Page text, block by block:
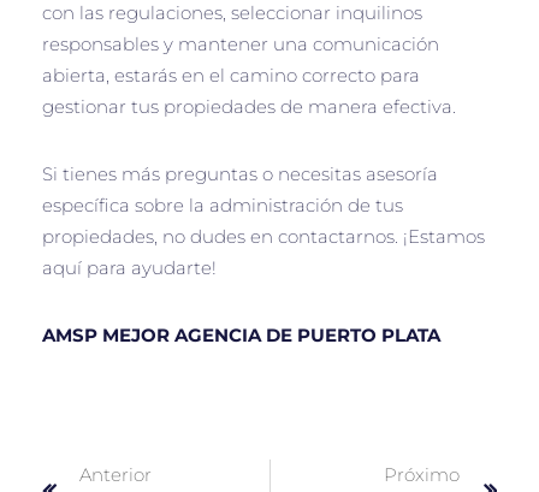
con las regulaciones, seleccionar inquilinos
responsables y mantener una comunicación
abierta, estarás en el camino correcto para
gestionar tus propiedades de manera efectiva.
Si tienes más preguntas o necesitas asesoría
específica sobre la administración de tus
propiedades, no dudes en contactarnos. ¡Estamos
aquí para ayudarte!
AMSP MEJOR AGENCIA DE PUERTO PLATA
Anterior Próximo